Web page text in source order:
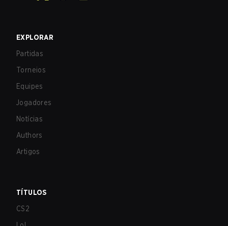
EXPLORAR
Partidas
Torneios
Equipes
Jogadores
Notícias
Authors
Artigos
TÍTULOS
CS2